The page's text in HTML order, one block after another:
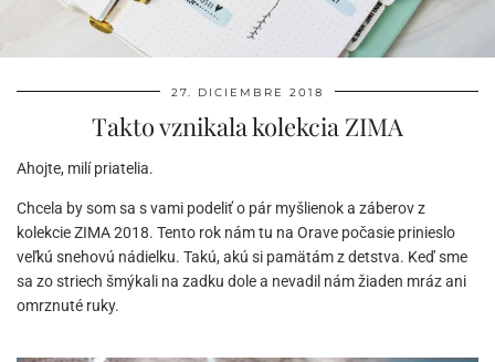
27. DICIEMBRE 2018
Takto vznikala kolekcia ZIMA
Ahojte, milí priatelia.
Chcela by som sa s vami podeliť o pár myšlienok a záberov z
kolekcie ZIMA 2018. Tento rok nám tu na Orave počasie prinieslo
veľkú snehovú nádielku. Takú, akú si pamätám z detstva. Keď sme
sa zo striech šmýkali na zadku dole a nevadil nám žiaden mráz ani
omrznuté ruky.